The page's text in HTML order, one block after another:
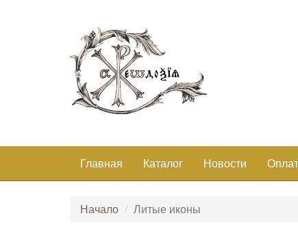
Главная Каталог Новости
Начало Литые иконы